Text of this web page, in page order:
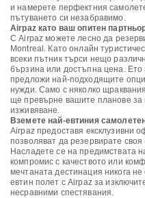
и намерете перфектния
пътуването си незабравимо.
Airpaz като ваш опитен
С Airpaz можете лесно да
Montreal. Като онлайн
всеки пътник търси нещо
бързина или достъпна цена.
предложи най-подходящите
нужди. Само с няколко
ще превърне вашите планове за
изживяване.
Вземете най-евтиния
Airpaz предоставя ексклузивни
позволяват да резервирате
Насладете се на предимствата
компромис с качеството или
мечтаната дестинация никога
евтин полет с Airpaz за
несравними спестявания.